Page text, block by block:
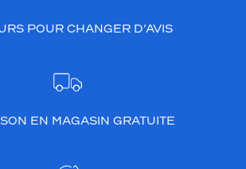
POUR CHANGER D’AVIS
EN MAGASIN GRATUITE